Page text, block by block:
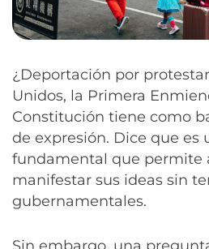
¿Deportación por
Unidos, la Primera
Constitución tiene como
de expresión. Dice que es
fundamental que permite
manifestar sus ideas sin
gubernamentales.